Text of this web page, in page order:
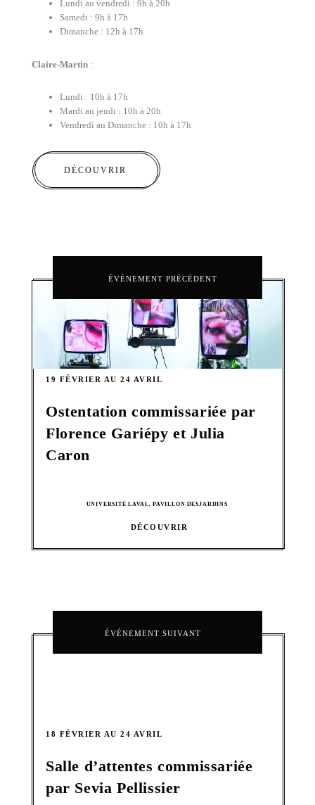
Lundi au vendredi : 9h à 20h
Samedi : 9h à 17h
Dimanche : 12h à 17h
Claire-Martin :
Lundi : 10h à 17h
Mardi au jeudi : 10h à 20h
Vendredi au Dimanche : 10h à 17h
DÉCOUVRIR
ÉVÉNEMENT PRÉCÉDENT
19 FÉVRIER AU 24 AVRIL
Ostentation commissariée par
Florence Gariépy et Julia
Caron
UNIVERSITÉ LAVAL, PAVILLON DESJARDINS
DÉCOUVRIR
ÉVÉNEMENT SUIVANT
18 FÉVRIER AU 24 AVRIL
Salle d’attentes commissariée
par Sevia Pellissier